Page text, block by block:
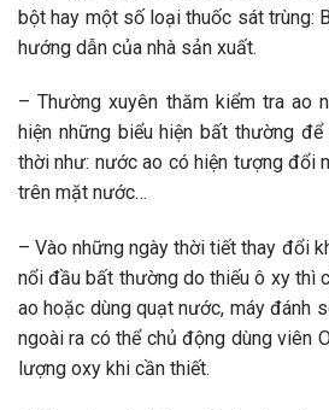
bột hay một số loại thuốc sát trùng:
hướng dẫn của nhà sản xuất.
– Thường xuyên thăm kiểm tra ao
hiện những biểu hiện bất thường
thời như: nước ao có hiện tượng đổi
trên mặt nước…
– Vào những ngày thời tiết thay đổi
nổi đầu bất thường do thiếu ô xy thì
ao hoặc dùng quạt nước, máy đánh
ngoài ra có thể chủ động dùng viên
lượng oxy khi cần thiết.